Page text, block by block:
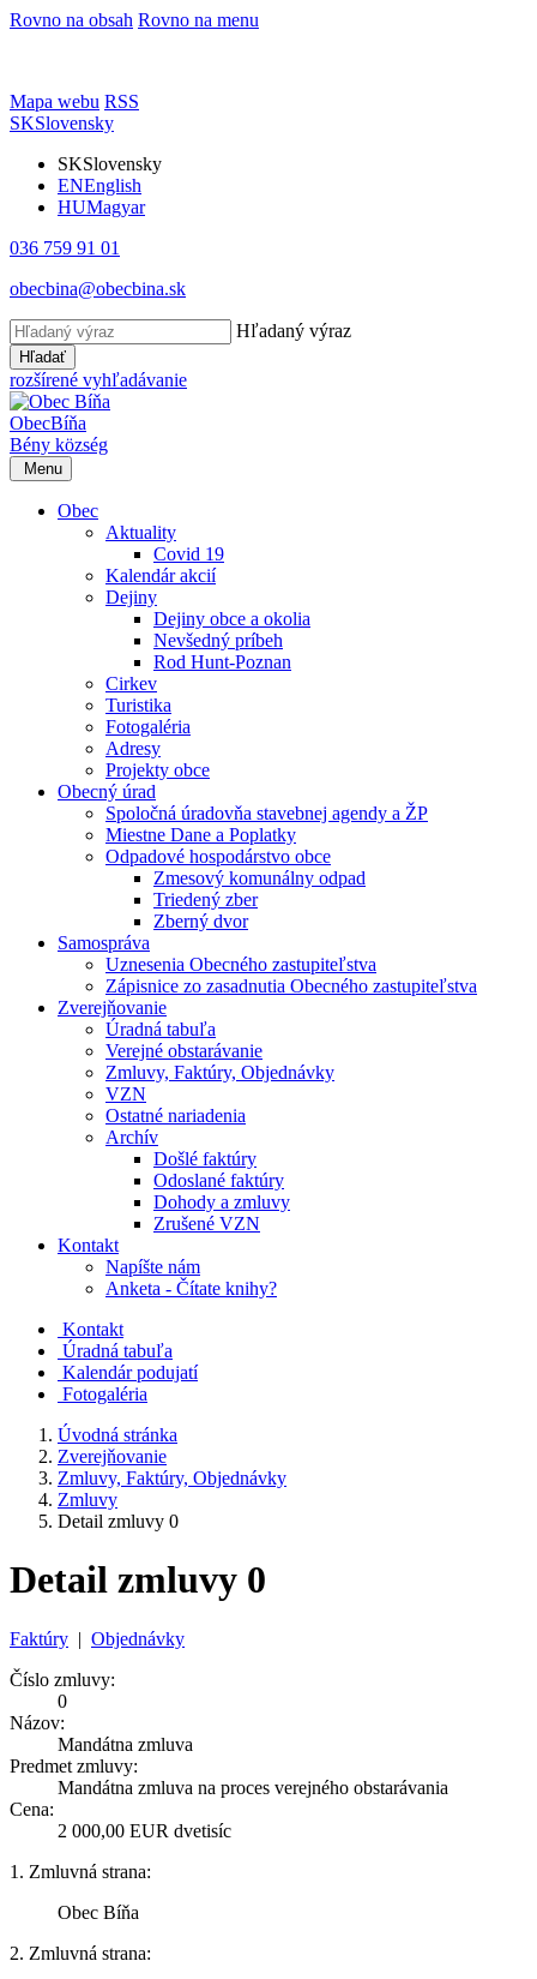
Rovno na obsah Rovno na menu
Mapa webu RSS
SKSlovensky
SKSlovensky
ENEnglish
HUMagyar
036 759 91 01
obecbina@obecbina.sk
Hľadaný výraz
Hľadať
rozšírené vyhľadávanie
ObecBíňa
Bény község
Menu
Obec
Aktuality
Covid 19
Kalendár akcií
Dejiny
Dejiny obce a okolia
Nevšedný príbeh
Rod Hunt-Poznan
Cirkev
Turistika
Fotogaléria
Adresy
Projekty obce
Obecný úrad
Spoločná úradovňa stavebnej agendy a ŽP
Miestne Dane a Poplatky
Odpadové hospodárstvo obce
Zmesový komunálny odpad
Triedený zber
Zberný dvor
Samospráva
Uznesenia Obecného zastupiteľstva
Zápisnice zo zasadnutia Obecného zastupiteľstva
Zverejňovanie
Úradná tabuľa
Verejné obstarávanie
Zmluvy, Faktúry, Objednávky
VZN
Ostatné nariadenia
Archív
Došlé faktúry
Odoslané faktúry
Dohody a zmluvy
Zrušené VZN
Kontakt
Napíšte nám
Anketa - Čítate knihy?
Kontakt
Úradná tabuľa
Kalendár podujatí
Fotogaléria
Úvodná stránka
Zverejňovanie
Zmluvy, Faktúry, Objednávky
Zmluvy
Detail zmluvy 0
Detail zmluvy 0
Faktúry | Objednávky
Číslo zmluvy:
0
Názov:
Mandátna zmluva
Predmet zmluvy:
Mandátna zmluva na proces verejného obstarávania
Cena:
2 000,00 EUR dvetisíc
1. Zmluvná strana:
Obec Bíňa
2. Zmluvná strana: